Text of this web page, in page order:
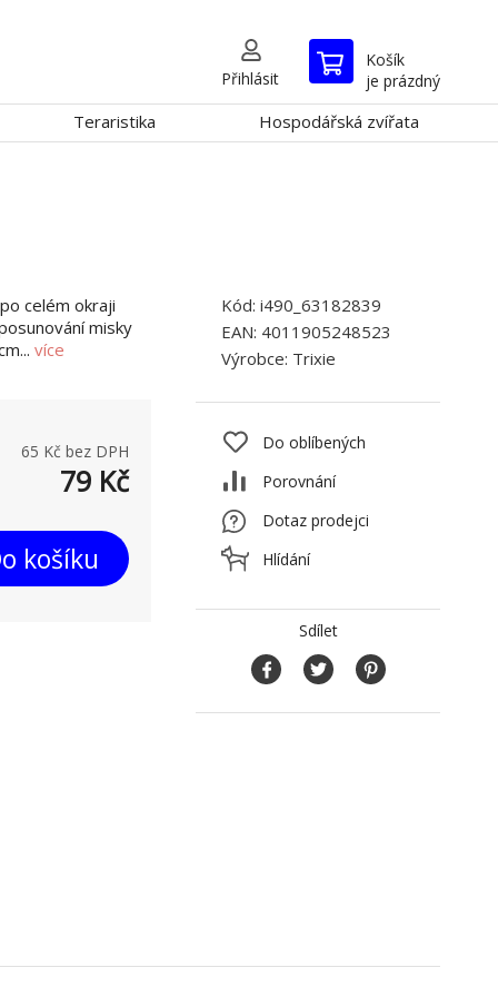
Přihlásit
Košík
je prázdný
Teraristika Hospodářská zvířata
celém okraji
misky
více
65 Kč bez DPH
79 Kč
košíku
Kód: i490_63182839
EAN: 4011905248523
Výrobce: Trixie
Do oblíbených
Porovnání
Dotaz prodejci
Hlídání
Sdílet